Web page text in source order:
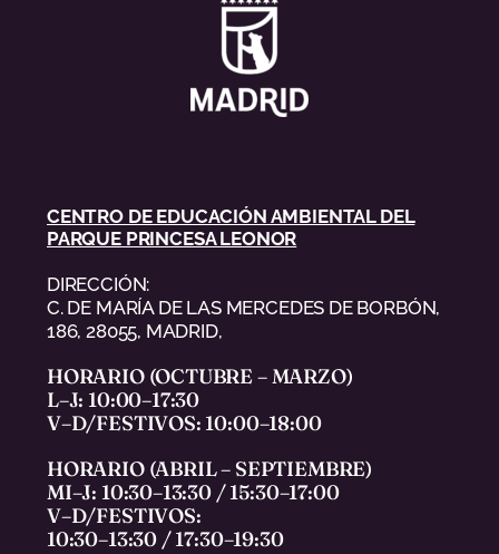
CENTRO DE EDUCACIÓN AMBIENTAL DEL
PARQUE PRINCESA LEONOR
DIRECCIÓN:
C. DE MARÍA DE LAS MERCEDES DE BORBÓN,
186, 28055, MADRID,
HORARIO (OCTUBRE – MARZO)
L–J: 10:00–17:30
V–D/FESTIVOS: 10:00–18:00
HORARIO (ABRIL – SEPTIEMBRE)
MI–J: 10:30–13:30 / 15:30–17:00
V–D/FESTIVOS:
10:30–13:30 / 17:30–19:30